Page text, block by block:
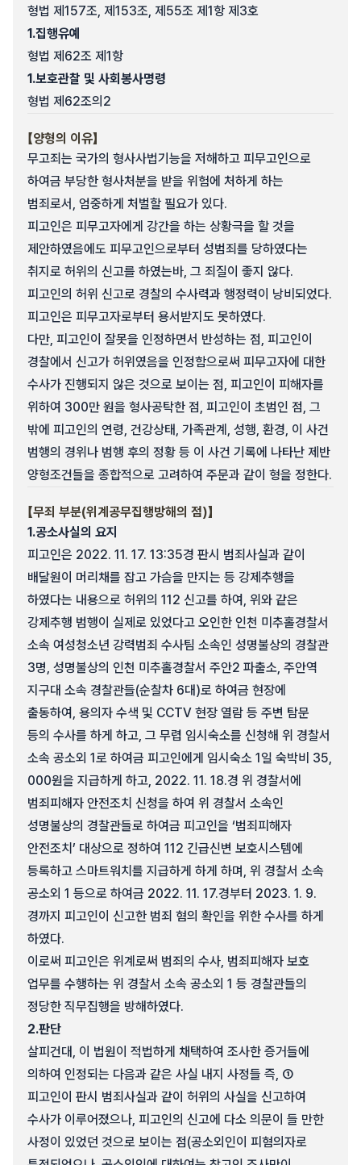
형법 제157조, 제153조, 제55조 제1항 제3호
1.집행유예
형법 제62조 제1항
1.보호관찰 및 사회봉사명령
형법 제62조의2
【양형의 이유】
무고죄는 국가의 형사사법기능을 저해하고 피무고인으로
하여금 부당한 형사처분을 받을 위험에 처하게 하는
범죄로서, 엄중하게 처벌할 필요가 있다.
피고인은 피무고자에게 강간을 하는 상황극을 할 것을
제안하였음에도 피무고인으로부터 성범죄를 당하였다는
취지로 허위의 신고를 하였는바, 그 죄질이 좋지 않다.
피고인의 허위 신고로 경찰의 수사력과 행정력이 낭비되었다.
피고인은 피무고자로부터 용서받지도 못하였다.
다만, 피고인이 잘못을 인정하면서 반성하는 점, 피고인이
경찰에서 신고가 허위였음을 인정함으로써 피무고자에 대한
수사가 진행되지 않은 것으로 보이는 점, 피고인이 피해자를
위하여 300만 원을 형사공탁한 점, 피고인이 초범인 점, 그
밖에 피고인의 연령, 건강상태, 가족관계, 성행, 환경, 이 사건
범행의 경위나 범행 후의 정황 등 이 사건 기록에 나타난 제반
양형조건들을 종합적으로 고려하여 주문과 같이 형을 정한다.
【무죄 부분(위계공무집행방해의 점)】
1.공소사실의 요지
피고인은 2022. 11. 17. 13:35경 판시 범죄사실과 같이
배달원이 머리채를 잡고 가슴을 만지는 등 강제추행을
하였다는 내용으로 허위의 112 신고를 하여, 위와 같은
강제추행 범행이 실제로 있었다고 오인한 인천 미추홀경찰서
소속 여성청소년 강력범죄 수사팀 소속인 성명불상의 경찰관
3명, 성명불상의 인천 미추홀경찰서 주안2 파출소, 주안역
지구대 소속 경찰관들(순찰차 6대)로 하여금 현장에
출동하여, 용의자 수색 및 CCTV 현장 열람 등 주변 탐문
등의 수사를 하게 하고, 그 무렵 임시숙소를 신청해 위 경찰서
소속 공소외 1로 하여금 피고인에게 임시숙소 1일 숙박비 35,
000원을 지급하게 하고, 2022. 11. 18.경 위 경찰서에
범죄피해자 안전조치 신청을 하여 위 경찰서 소속인
성명불상의 경찰관들로 하여금 피고인을 ‘범죄피해자
안전조치’ 대상으로 정하여 112 긴급신변 보호시스템에
등록하고 스마트워치를 지급하게 하게 하며, 위 경찰서 소속
공소외 1 등으로 하여금 2022. 11. 17.경부터 2023. 1. 9.
경까지 피고인이 신고한 범죄 혐의 확인을 위한 수사를 하게
하였다.
이로써 피고인은 위계로써 범죄의 수사, 범죄피해자 보호
업무를 수행하는 위 경찰서 소속 공소외 1 등 경찰관들의
정당한 직무집행을 방해하였다.
2.판단
살피건대, 이 법원이 적법하게 채택하여 조사한 증거들에
의하여 인정되는 다음과 같은 사실 내지 사정들 즉, ①
피고인이 판시 범죄사실과 같이 허위의 사실을 신고하여
수사가 이루어졌으나, 피고인의 신고에 다소 의문이 들 만한
사정이 있었던 것으로 보이는 점(공소외인이 피혐의자로